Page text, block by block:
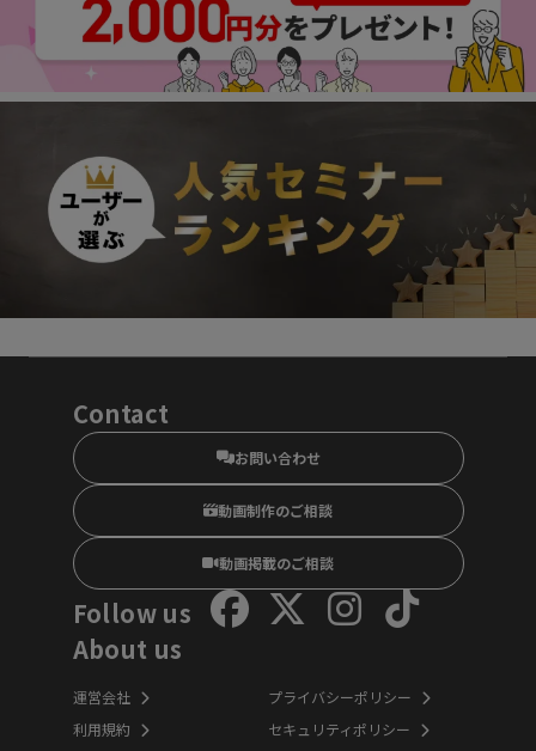
Contact
お問い合わせ
動画制作のご相談
動画掲載のご相談
Follow us
About us
運営会社
利用規約
プライバシーポリシー
セキュリティポリシー